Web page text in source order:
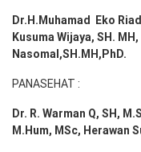
Dr.H.Muhamad Eko
Kusuma Wijaya, SH. MH,
Nasomal,SH.MH,PhD.
PANASEHAT :
Dr. R. Warman Q, SH,
M.Hum, MSc, Herawan